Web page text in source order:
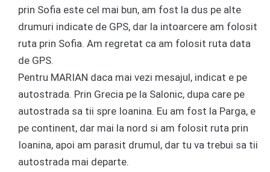
prin Sofia este cel mai bun, am fost la dus pe alte
drumuri indicate de GPS, dar la intoarcere am folosit
ruta prin Sofia. Am regretat ca am folosit ruta data
de GPS.
Pentru MARIAN daca mai vezi mesajul, indicat e pe
autostrada. Prin Grecia pe la Salonic, dupa care pe
autostrada sa tii spre Ioanina. Eu am fost la Parga, e
pe continent, dar mai la nord si am folosit ruta prin
Ioanina, apoi am parasit drumul, dar tu va trebui sa tii
autostrada mai departe.